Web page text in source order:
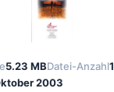
5.23 MBDatei-Anzahl1
2003